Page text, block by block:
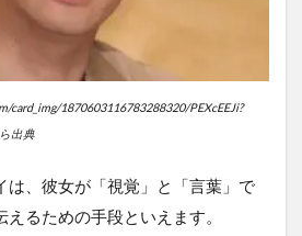
card_img/1870603116783288320/PEXcEEJi?
出典
は、彼女が「視覚」と「言葉」で
るための手段といえます。